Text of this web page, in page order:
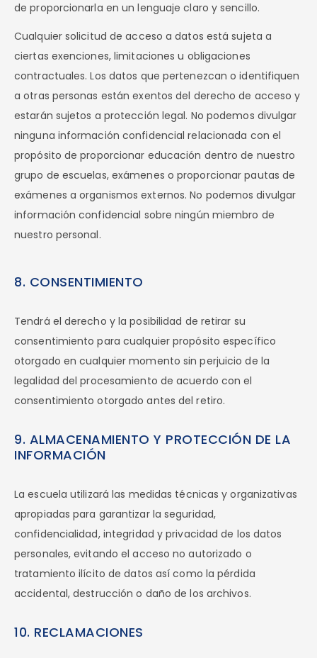
de proporcionarla en un lenguaje claro y sencillo.
Cualquier solicitud de acceso a datos está sujeta a
ciertas exenciones, limitaciones u obligaciones
contractuales. Los datos que pertenezcan o identifiquen
a otras personas están exentos del derecho de acceso y
estarán sujetos a protección legal. No podemos divulgar
ninguna información confidencial relacionada con el
propósito de proporcionar educación dentro de nuestro
grupo de escuelas, exámenes o proporcionar pautas de
exámenes a organismos externos. No podemos divulgar
información confidencial sobre ningún miembro de
nuestro personal.
8. CONSENTIMIENTO
Tendrá el derecho y la posibilidad de retirar su
consentimiento para cualquier propósito específico
otorgado en cualquier momento sin perjuicio de la
legalidad del procesamiento de acuerdo con el
consentimiento otorgado antes del retiro.
9. ALMACENAMIENTO Y PROTECCIÓN DE LA
INFORMACIÓN
La escuela utilizará las medidas técnicas y organizativas
apropiadas para garantizar la seguridad,
confidencialidad, integridad y privacidad de los datos
personales, evitando el acceso no autorizado o
tratamiento ilícito de datos así como la pérdida
accidental, destrucción o daño de los archivos.
10. RECLAMACIONES